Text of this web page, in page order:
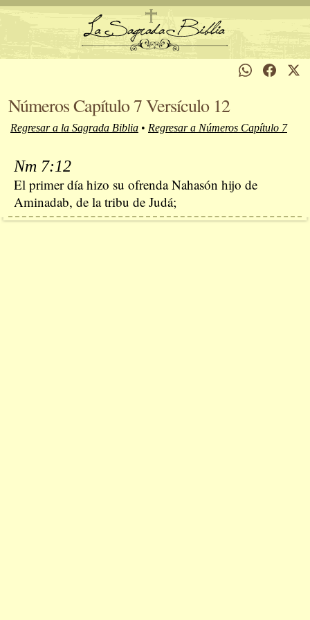
Números Capítulo 7 Versículo 12
Regresar a la Sagrada Biblia • Regresar a Números Capítulo 7
Nm 7:12
El primer día hizo su ofrenda Nahasón hijo de
Aminadab, de la tribu de Judá;